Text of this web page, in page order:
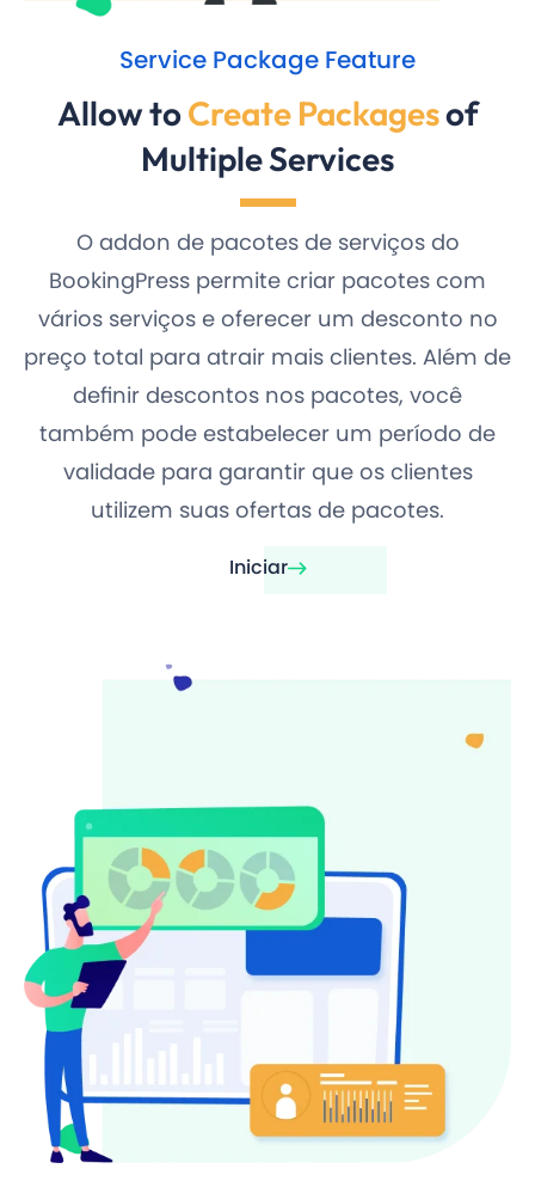
Service Package Feature
Allow toCreate Packagesof
Multiple Services
O addon de pacotes de serviços do
BookingPress permite criar pacotes com
vários serviços e oferecer um desconto no
preço total para atrair mais clientes. Além de
definir descontos nos pacotes, você
também pode estabelecer um período de
validade para garantir que os clientes
utilizem suas ofertas de pacotes.
Iniciar